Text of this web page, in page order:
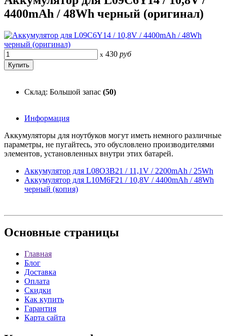
4400mAh / 48Wh черный (оригинал)
x 430 руб
Склад: Большой запас (50)
Информация
Аккумуляторы для ноутбуков могут иметь немного различные
параметры, не пугайтесь, это обусловлено производителями
элементов, установленных внутри этих батарей.
Аккумулятор для L08O3B21 / 11,1V / 2200mAh / 25Wh
Аккумулятор для L10M6F21 / 10,8V / 4400mAh / 48Wh
черный (копия)
Основные страницы
Главная
Блог
Доставка
Оплата
Скидки
Как купить
Гарантия
Карта сайта